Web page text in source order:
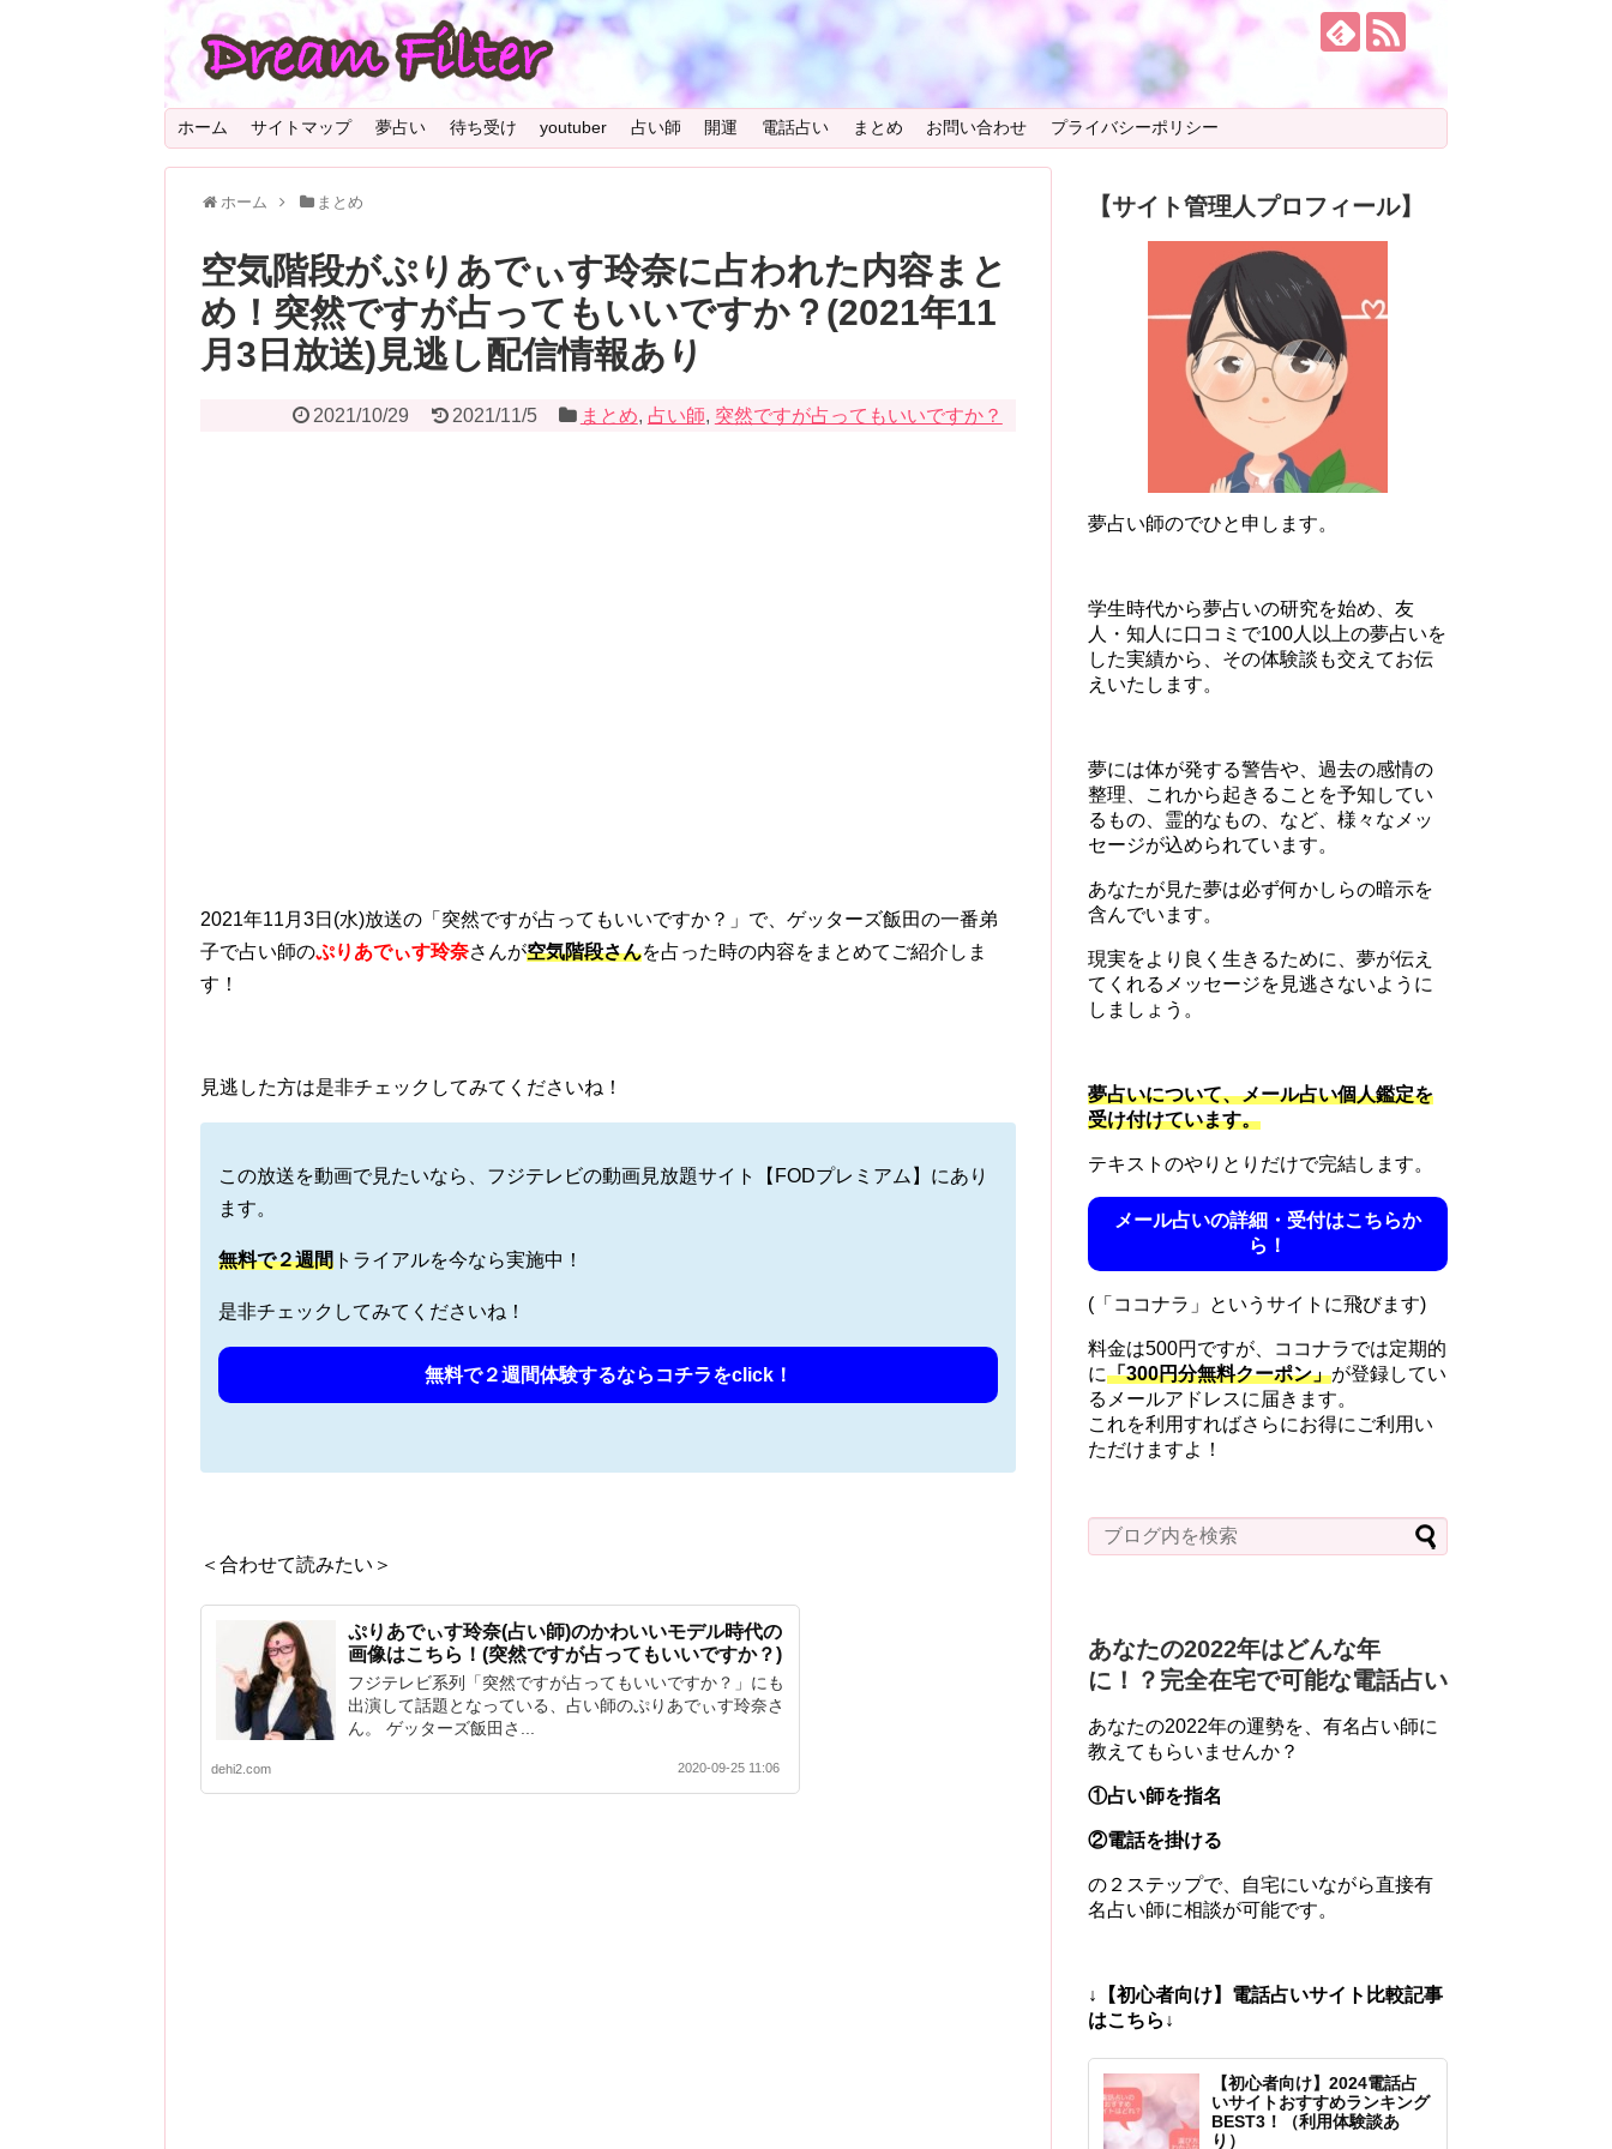
ホーム サイトマップ 夢占い 待ち受け youtuber 占い師 開運 電話占い まとめ お問い合わせ プライバシーポリシー
ホーム まとめ
空気階段がぷりあでぃす玲奈に占われた内容まと
め！突然ですが占ってもいいですか？(2021年11
月3日放送)見逃し配信情報あり
2021/10/29 2021/11/5 まとめ, 占い師, 突然ですが占ってもいいですか？
2021年11月3日(水)放送の「突然ですが占ってもいいですか？」で、ゲッターズ飯田の一番弟
子で占い師のぷりあでぃす玲奈さんが空気階段さんを占った時の内容をまとめてご紹介しま
す！
見逃した方は是非チェックしてみてくださいね！
この放送を動画で見たいなら、フジテレビの動画見放題サイト【FODプレミアム】にあり
ます。
無料で２週間 トライアルを今なら実施中！
是非チェックしてみてくださいね！
無料で２週間体験するならコチラをclick！
＜合わせて読みたい＞
ぷりあでぃす玲奈(占い師)のかわいいモデル時代の
画像はこちら！(突然ですが占ってもいいですか？)
フジテレビ系列「突然ですが占ってもいいですか？」にも
出演して話題となっている、占い師のぷりあでぃす玲奈さ
ん。 ゲッターズ飯田さ...
dehi2.com 2020-09-25 11:06
【サイト管理人プロフィール】
夢占い師のでひと申します。
学生時代から夢占いの研究を始め、友
人・知人に口コミで100人以上の夢占いを
した実績から、その体験談も交えてお伝
えいたします。
夢には体が発する警告や、過去の感情の
整理、これから起きることを予知してい
るもの、霊的なもの、など、様々なメッ
セージが込められています。
あなたが見た夢は必ず何かしらの暗示を
含んでいます。
現実をより良く生きるために、夢が伝え
てくれるメッセージを見逃さないように
しましょう。
夢占いについて、メール占い個人鑑定を
受け付けています。
テキストのやりとりだけで完結します。
メール占いの詳細・受付はこちらか
ら！
(「ココナラ」というサイトに飛びます)
料金は500円ですが、ココナラでは定期的
に「300円分無料クーポン」が登録してい
るメールアドレスに届きます。
これを利用すればさらにお得にご利用い
ただけますよ！
あなたの2022年はどんな年
に！？完全在宅で可能な電話占い
あなたの2022年の運勢を、有名占い師に
教えてもらいませんか？
①占い師を指名
②電話を掛ける
の２ステップで、自宅にいながら直接有
名占い師に相談が可能です。
↓【初心者向け】電話占いサイト比較記事
はこちら↓
【初心者向け】2024電話占
いサイトおすすめランキング
BEST3！（利用体験談あ
り）